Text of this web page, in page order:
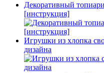
Декоративный
[инструкция]
Игрушки из хлопка
дизайна